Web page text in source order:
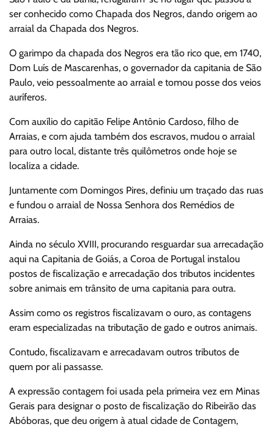
ser conhecido como Chapada dos Negros, dando origem ao
arraial da Chapada dos Negros.
O garimpo da chapada dos Negros era tão rico que, em 1740,
Dom Luís de Mascarenhas, o governador da capitania de São
Paulo, veio pessoalmente ao arraial e tomou posse dos veios
auríferos.
Com auxílio do capitão Felipe Antônio Cardoso, filho de
Arraias, e com ajuda também dos escravos, mudou o arraial
para outro local, distante três quilômetros onde hoje se
localiza a cidade.
Juntamente com Domingos Pires, definiu um traçado das ruas
e fundou o arraial de Nossa Senhora dos Remédios de
Arraias.
Ainda no século XVIII, procurando resguardar sua arrecadação
aqui na Capitania de Goiás, a Coroa de Portugal instalou
postos de fiscalização e arrecadação dos tributos incidentes
sobre animais em trânsito de uma capitania para outra.
Assim como os registros fiscalizavam o ouro, as contagens
eram especializadas na tributação de gado e outros animais.
Contudo, fiscalizavam e arrecadavam outros tributos de
quem por ali passasse.
A expressão contagem foi usada pela primeira vez em Minas
Gerais para designar o posto de fiscalização do Ribeirão das
Abóboras, que deu origem à atual cidade de Contagem,